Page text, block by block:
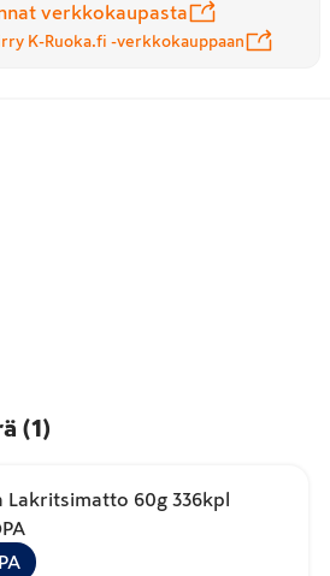
verkkokaupasta
K-Ruoka.fi -verkkokauppaan
(1)
Lakritsimatto 60g 336kpl